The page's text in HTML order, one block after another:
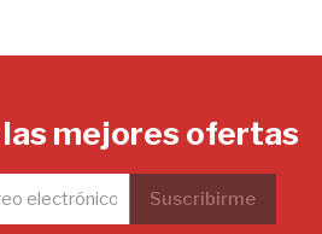
mejores ofertas